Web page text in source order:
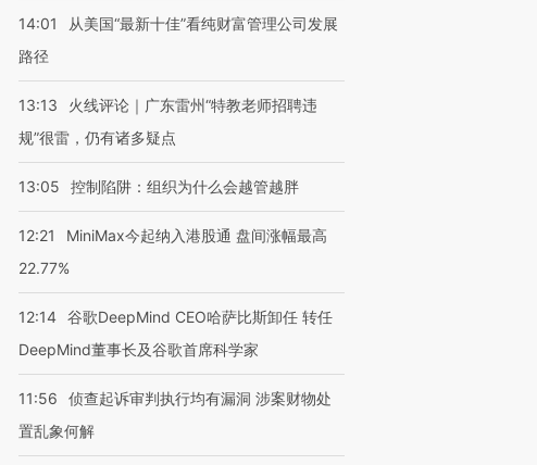
14:01
从美国“最新十佳”看纯财富管理公司发展
路径
13:13
火线评论｜广东雷州“特教老师招聘违
规”很雷，仍有诸多疑点
13:05 控制陷阱：组织为什么会越管越胖
12:21
MiniMax今起纳入港股通 盘间涨幅最高
22.77%
12:14 谷歌DeepMind CEO哈萨比斯卸任 转任
DeepMind董事长及谷歌首席科学家
11:56
侦查起诉审判执行均有漏洞 涉案财物处
置乱象何解